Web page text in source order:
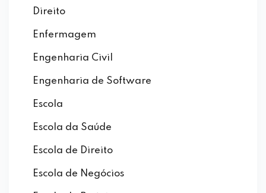
Direito
Enfermagem
Engenharia Civil
Engenharia de Software
Escola
Escola da Saúde
Escola de Direito
Escola de Negócios